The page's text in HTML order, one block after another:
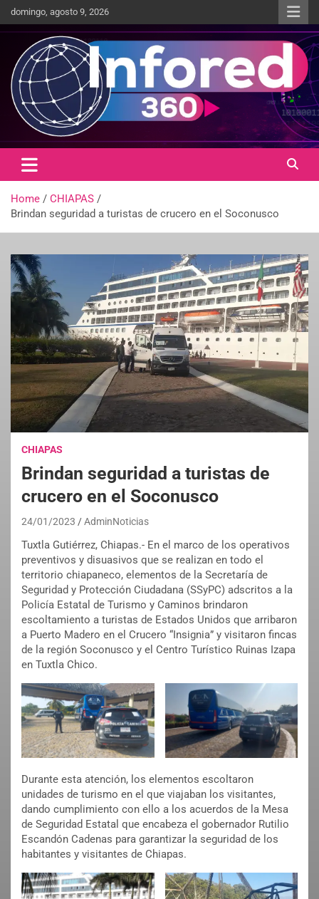
domingo, agosto 9, 2026
infored360.mx
Un giro en la información
Home
CHIAPAS
Brindan seguridad a turistas de crucero en el Soconusco
CHIAPAS
Brindan seguridad a turistas de
crucero en el Soconusco
24/01/2023 AdminNoticias
Tuxtla Gutiérrez, Chiapas.- En el marco de los operativos
preventivos y disuasivos que se realizan en todo el
territorio chiapaneco, elementos de la Secretaría de
Seguridad y Protección Ciudadana (SSyPC) adscritos a la
Policía Estatal de Turismo y Caminos brindaron
escoltamiento a turistas de Estados Unidos que arribaron
a Puerto Madero en el Crucero “Insignia” y visitaron fincas
de la región Soconusco y el Centro Turístico Ruinas Izapa
en Tuxtla Chico.
Durante esta atención, los elementos escoltaron
unidades de turismo en el que viajaban los visitantes,
dando cumplimiento con ello a los acuerdos de la Mesa
de Seguridad Estatal que encabeza el gobernador Rutilio
Escandón Cadenas para garantizar la seguridad de los
habitantes y visitantes de Chiapas.